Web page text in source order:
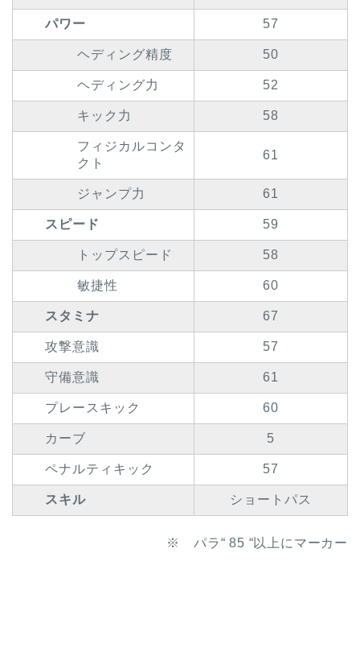
パワー 57
ヘディング精度 50
ヘディング力 52
キック力 58
フィジカルコンタ
クト
61
ジャンプ力 61
スピード 59
トップスピード 58
敏捷性 60
スタミナ 67
攻撃意識 57
守備意識 61
プレースキック 60
カーブ 5
ペナルティキック 57
スキル ショートパス
※ パラ“ 85 “以上にマーカー